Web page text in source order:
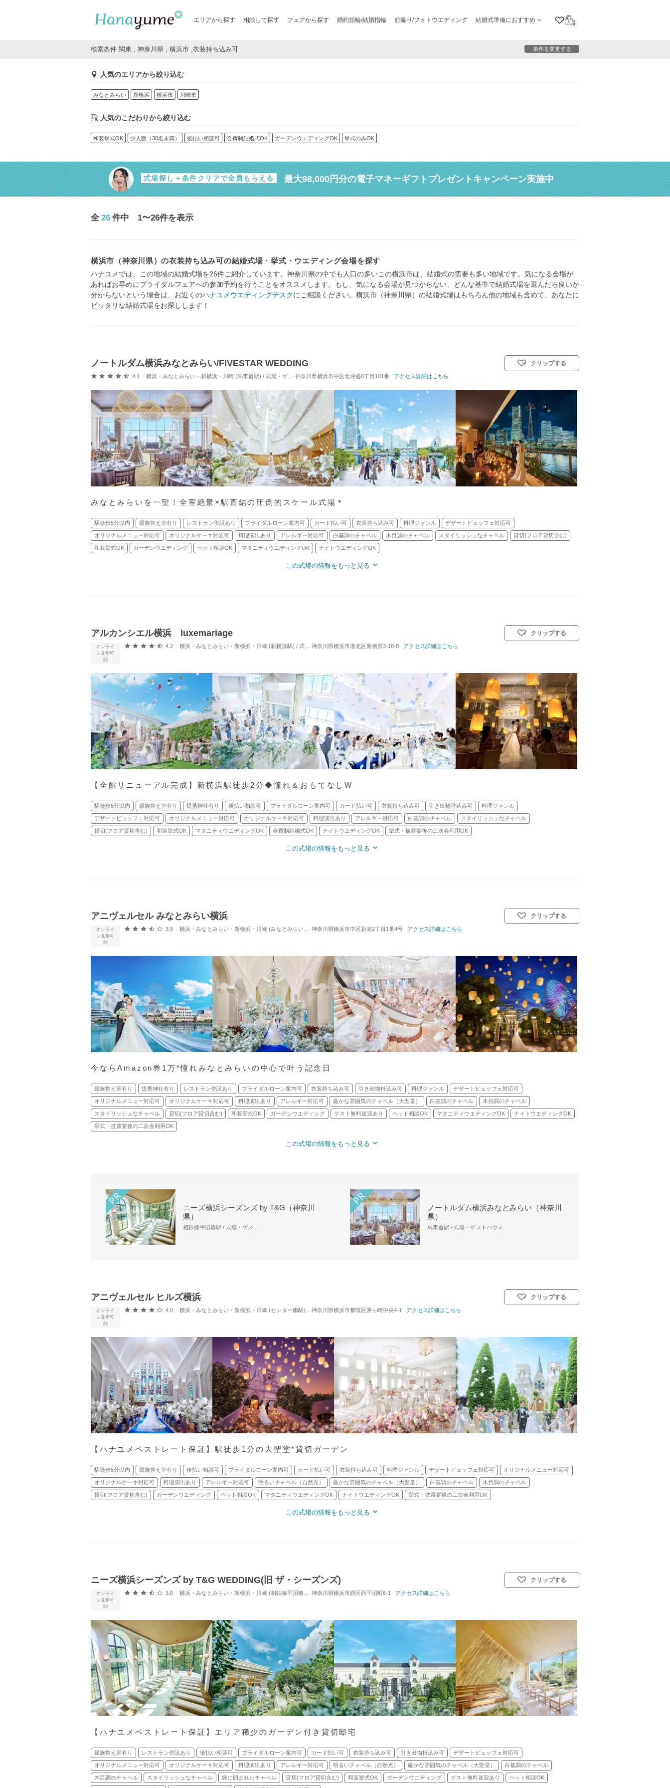
エリアから探す 相談して探す フェアから探す 婚約指輪/結婚指輪 前撮り/フォトウエディング 結婚式準備におすすめ
クリップリスト
ログイン
検索条件 関東 , 神奈川県 , 横浜市 ,衣装持ち込み可 条件を変更する
人気のエリアから絞り込む
みなとみらい 新横浜 横浜市 川崎市
人気のこだわりから絞り込む
和装挙式OK 少人数（30名未満） 後払い相談可 会費制結婚式OK ガーデンウェディングOK 挙式のみOK
式場探し＋条件クリアで全員もらえる 最大98,000円分の電子マネーギフトプレゼントキャンペーン実施中
全 26 件中 1〜26件を表示
横浜市（神奈川県）の衣装持ち込み可の結婚式場・挙式・ウエディング会場を探す
ハナユメでは、この地域の結婚式場を26件ご紹介しています。神奈川県の中でも人口の多いこの横浜市は、結婚式の需要も多い地域です。気になる会場が
あればお早めにブライダルフェアへの参加予約を行うことをオススメします。もし、気になる会場が見つからない、どんな基準で結婚式場を選んだら良いか
分からないという場合は、お近くのハナユメウエディングデスクにご相談ください。横浜市（神奈川県）の結婚式場はもちろん他の地域も含めて、あなたに
ピッタリな結婚式場をお探しします！
ノートルダム横浜みなとみらい/FIVESTAR WEDDING
口コミ評価
4.1 横浜・みなとみらい・新横浜・川崎 (馬車道駅) / 式場・ゲストハウス 対応人数: 着席：30名 ～ 146名 挙式スタイル: 教会式(キリスト教式)／人前式／和装人前式
神奈川県横浜市中区北仲通6丁目101番 アクセス詳細はこちら
クリップする
みなとみらいを一望！全室絶景×駅直結の圧倒的スケール式場＊
駅徒歩5分以内 親族控え室有り レストラン併設あり ブライダルローン案内可 カード払い可 衣装持ち込み可 料理ジャンル デザートビュッフェ対応可
オリジナルメニュー対応可 オリジナルケーキ対応可 料理演出あり アレルギー対応可 白基調のチャペル 木目調のチャペル スタイリッシュなチャペル 貸切(フロア貸切含む)
和装挙式OK ガーデンウエディング ペット相談OK マタニティウエディングOK ナイトウエディングOK
この式場の情報をもっと見る
アルカンシエル横浜 luxemariage
オンライ
ン見学可
能
口コミ評価
4.2 横浜・みなとみらい・新横浜・川崎 (新横浜駅) / 式場・ゲストハウス 対応人数: 着席：20名 ～ 120名 挙式スタイル: 教会式(キリスト教式)／人前式／和装人前式
神奈川県横浜市港北区新横浜3-18-8 アクセス詳細はこちら
クリップする
【全館リニューアル完成】新横浜駅徒歩2分◆憧れ＆おもてなしW
駅徒歩5分以内 親族控え室有り 提携神社有り 後払い相談可 ブライダルローン案内可 カード払い可 衣装持ち込み可 引き出物持込み可 料理ジャンル
デザートビュッフェ対応可 オリジナルメニュー対応可 オリジナルケーキ対応可 料理演出あり アレルギー対応可 白基調のチャペル スタイリッシュなチャペル
貸切(フロア貸切含む) 和装挙式OK マタニティウエディングOK 会費制結婚式OK ナイトウエディングOK 挙式・披露宴後の二次会利用OK
この式場の情報をもっと見る
アニヴェルセル みなとみらい横浜
オンライ
ン見学可
能
口コミ評価
3.9 横浜・みなとみらい・新横浜・川崎 (みなとみらい駅) / 式場・ゲストハウス 対応人数: 着席：20名 ～ 162名 挙式スタイル: 教会式(キリスト教式)／神前式／人前式／仏前式
神奈川県横浜市中区新港2丁目1番4号 アクセス詳細はこちら
クリップする
今ならAmazon券1万*憧れみなとみらいの中心で叶う記念日
親族控え室有り 提携神社有り レストラン併設あり ブライダルローン案内可 衣装持ち込み可 引き出物持込み可 料理ジャンル デザートビュッフェ対応可
オリジナルメニュー対応可 オリジナルケーキ対応可 料理演出あり アレルギー対応可 厳かな雰囲気のチャペル（大聖堂） 白基調のチャペル 木目調のチャペル
スタイリッシュなチャペル 貸切(フロア貸切含む) 和装挙式OK ガーデンウエディング ゲスト無料送迎あり ペット相談OK マタニティウエディングOK ナイトウエディングOK
挙式・披露宴後の二次会利用OK
この式場の情報をもっと見る
ニーズ横浜シーズンズ by T&G（神奈川
県）
相鉄線平沼橋駅 / 式場・ゲス...
ノートルダム横浜みなとみらい（神奈川
県）
馬車道駅 / 式場・ゲストハウス
アニヴェルセル ヒルズ横浜
オンライ
ン見学可
能
口コミ評価
4.0 横浜・みなとみらい・新横浜・川崎 (センター南駅) / 式場・ゲストハウス 対応人数: 着席：10名 ～ 114名 挙式スタイル: 教会式(キリスト教式)／人前式
神奈川県横浜市都筑区茅ヶ崎中央4-1 アクセス詳細はこちら
クリップする
【ハナユメベストレート保証】駅徒歩1分の大聖堂*貸切ガーデン
駅徒歩5分以内 親族控え室有り 後払い相談可 ブライダルローン案内可 カード払い可 衣装持ち込み可 料理ジャンル デザートビュッフェ対応可 オリジナルメニュー対応可
オリジナルケーキ対応可 料理演出あり アレルギー対応可 明るいチャペル（自然光） 厳かな雰囲気のチャペル（大聖堂） 白基調のチャペル 木目調のチャペル
貸切(フロア貸切含む) ガーデンウエディング ペット相談OK マタニティウエディングOK ナイトウエディングOK 挙式・披露宴後の二次会利用OK
この式場の情報をもっと見る
ニーズ横浜シーズンズ by T&G WEDDING(旧 ザ・シーズンズ)
オンライ
ン見学可
能
口コミ評価
3.6 横浜・みなとみらい・新横浜・川崎 (相鉄線平沼橋駅) / 式場・ゲストハウス 対応人数: 着席：10名 ～ 122名 挙式スタイル: 教会式(キリスト教式)／人前式
神奈川県横浜市西区西平沼町6-1 アクセス詳細はこちら
クリップする
【ハナユメベストレート保証】エリア稀少のガーデン付き貸切邸宅
親族控え室有り レストラン併設あり 後払い相談可 ブライダルローン案内可 カード払い可 衣装持ち込み可 引き出物持込み可 デザートビュッフェ対応可
オリジナルメニュー対応可 オリジナルケーキ対応可 料理演出あり アレルギー対応可 明るいチャペル（自然光） 厳かな雰囲気のチャペル（大聖堂） 白基調のチャペル
木目調のチャペル スタイリッシュなチャペル 緑に囲まれたチャペル 貸切(フロア貸切含む) 和装挙式OK ガーデンウエディング ゲスト無料送迎あり ペット相談OK